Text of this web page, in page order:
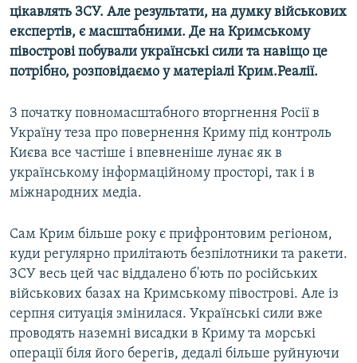
цікавлять ЗСУ. Але результати, на думку військових
експертів, є масштабними. Де на Кримському
півострові побували українські сили та навіщо це
потрібно, розповідаємо у матеріалі Крим.Реалії.
З початку повномасштабного вторгнення Росії в
Україну теза про повернення Криму під контроль
Києва все частіше і впевненіше лунає як в
українському інформаційному просторі, так і в
міжнародних медіа.
Сам Крим більше року є прифронтовим регіоном,
куди регулярно прилітають безпілотники та ракети.
ЗСУ весь цей час віддалено б'ють по російських
військових базах на Кримському півострові. Але із
серпня ситуація змінилася. Українські сили вже
проводять наземні висадки в Криму та морські
операції біля його берегів, дедалі більше руйнуючи